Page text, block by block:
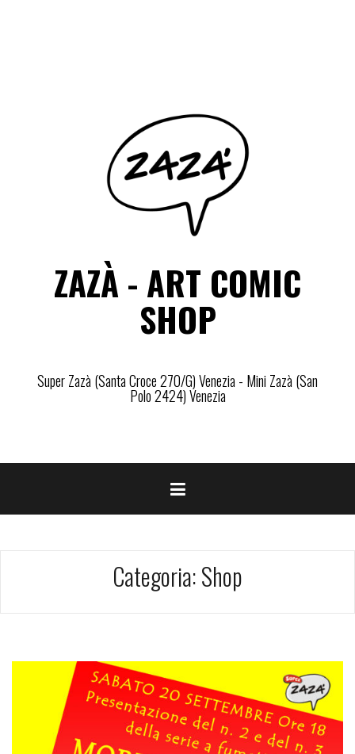
ZAZÀ - ART COMIC
SHOP
Super Zazà (Santa Croce 270/G) Venezia - Mini Zazà (San
Polo 2424) Venezia
Categoria:Shop